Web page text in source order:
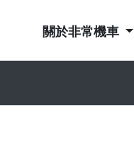
關於非常機車